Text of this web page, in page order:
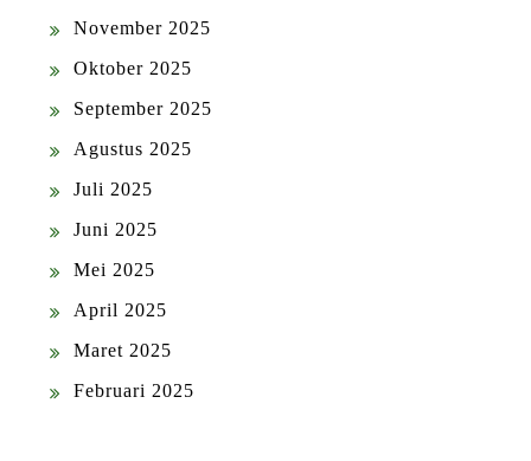
November 2025
Oktober 2025
September 2025
Agustus 2025
Juli 2025
Juni 2025
Mei 2025
April 2025
Maret 2025
Februari 2025